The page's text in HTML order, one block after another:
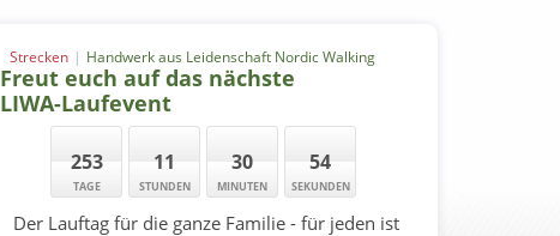
Strecken Handwerk aus Leidenschaft Nordic Walking
Freut euch auf das nächste
LIWA-Laufevent
253
TAGE
11
STUNDEN
30
MINUTEN
54
SEKUNDEN
Der Lauftag für die ganze Familie - für jeden ist